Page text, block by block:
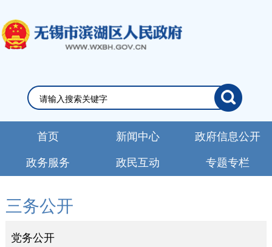
首页 新闻中心 政府信息公开
政务服务 政民互动 专题专栏
三务公开
党务公开